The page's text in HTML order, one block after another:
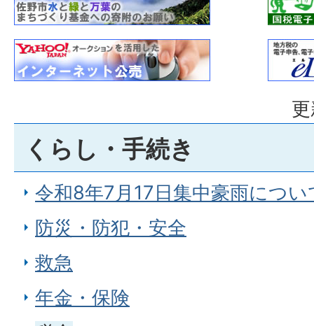
くらし・手続き
令和8年7月17日集中豪雨につい
防災・防犯・安全
救急
年金・保険